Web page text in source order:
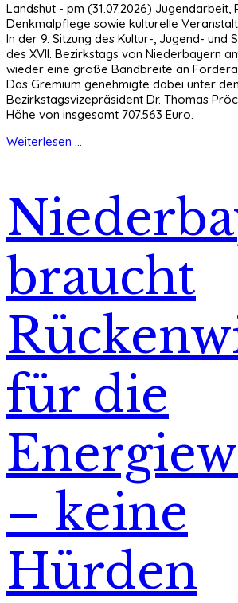
Landshut - pm (31.07.2026) Jugendarbeit,
Denkmalpflege sowie kulturelle
In der 9. Sitzung des Kultur-, Jugend- und
des XVII. Bezirkstags von Niederbayern
wieder eine große Bandbreite an
Das Gremium genehmigte dabei unter
Bezirkstagsvizepräsident Dr. Thomas
Höhe von insgesamt 707.563 Euro.
Weiterlesen ...
braucht
für die
– keine
Hürden